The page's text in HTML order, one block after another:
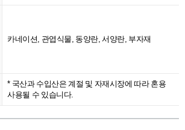
카네이션, 관엽식물, 동양란, 서양란, 부자재
* 국산과 수입산은 계절 및 자재시장에 따라 혼용
사용될 수 있습니다.